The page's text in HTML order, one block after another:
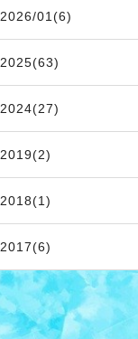
2026/01(6)
2025(63)
2024(27)
2019(2)
2018(1)
2017(6)